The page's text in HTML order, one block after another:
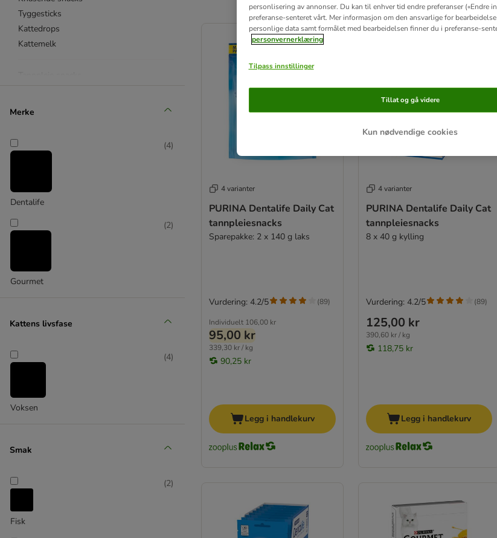
Tyggesticks
Kattedrops
Kattemelk
For mage & tarm
Kornfri kattesnacks
Favoritter ❤
animonda
Catz Finefood
Cosma
Dokas
Feringa snacks
Gourmet
Latz
Merke
Dentalife
(4)
Gourmet
(2)
Kattens livsfase
Voksen
(4)
Smak
Fisk
(2)
product items have been changed
4 varianter
PURINA Dentalife Daily Cat
tannpleiesnacks
Sparepakke: 2 x 140 g laks
Individuelt 106,00 kr
95,00 kr
339,30 kr / kg
90,25 kr
Vurdering: 4.2/5 (89)
Legg i handlekurv
4 varianter
PURINA Dentalife Daily Cat
tannpleiesnacks
8 x 40 g kylling
125,00 kr
390,60 kr / kg
118,75 kr
Vurdering: 4.2/5 (89)
Legg i handlekurv
personlisering av annonser. Du kan til enhver tid endre preferanser («Endre
preferanse-senteret vårt. Mer informasjon om den ansvarlige for
personlige data samt formålet med bearbeidelsen finner du i preferanse-
personvernerklæring
Tilpass innstillinger
Kun nødvendige cookies
Tillat og gå videre